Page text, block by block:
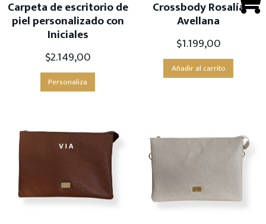
Carpeta de escritorio de
piel personalizado con
Iniciales
$2.149,00
Personaliza
Crossbody Rosalía
Avellana
$1.199,00
Añadir al carrito